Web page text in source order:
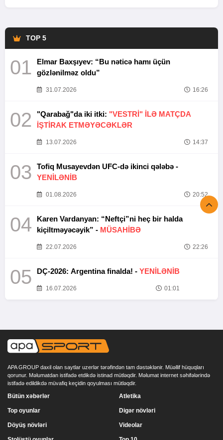
TOP 5
01
Elmar Baxşıyev: “Bu nəticə hamı üçün
gözlənilməz oldu”
31.07.2026 16:26
02 "Qarabağ"da iki itki: "VESTRİ" İLƏ MATÇDA
İŞTİRAK ETMƏYƏCƏKLƏR
13.07.2026 14:37
03
Tofiq Musayevdən UFC-də ikinci qələbə -
YENİLƏNİB
01.08.2026 20:52
04
Karen Vardanyan: “Neftçi”ni heç bir halda
kiçiltməyəcəyik” - MÜSAHİBƏ
22.07.2026 22:26
05 DÇ-2026: Argentina finalda! - YENİLƏNİB
16.07.2026 01:01
APA GROUP daxil olan saytlar uzerlər tərəfindən tam dəstəklənir. Müəllif hüquqları
qorunur. Məlumatdan istifadə etdikdə istinad mütləqdir. Məlumat internet səhifələrində
istifadə edildikdə müvafiq keçidin qoyulması mütləqdir.
Bütün xəbərlər
Top oyunlar
Döyüş növləri
Atletika
Digər növləri
Videolar